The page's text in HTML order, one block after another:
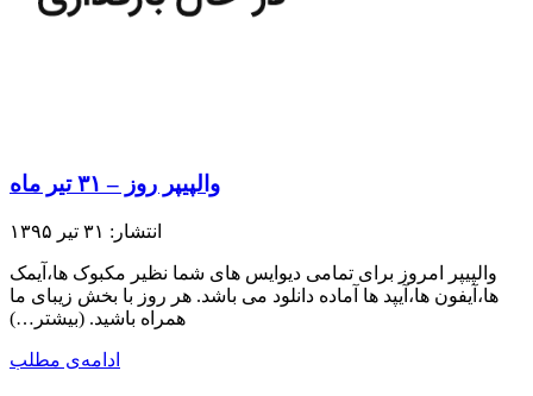
والپیپر روز – ۳۱ تیر ماه
انتشار: ۳۱ تیر ۱۳۹۵
والپیپر امروز برای تمامی دیوایس های شما نظیر مکبوک ها،آیمک
ها،آیفون ها،آیپد ها آماده دانلود می باشد. هر روز با بخش زیبای ما
همراه باشید.​ (بیشتر…)
ادامه‌ی مطلب